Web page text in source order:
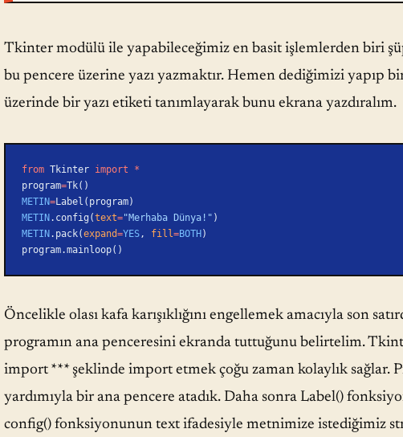
Tkinter modülü ile yapabileceğimiz en basit işlemlerden biri
bu pencere üzerine yazı yazmaktır. Hemen dediğimizi yapıp
üzerinde bir yazı etiketi tanımlayarak bunu ekrana yazdıralım.
from Tkinter import *
program=Tk()
METIN=Label(program)
METIN.config(text="Merhaba Dünya!" )
METIN.pack(expand=YES , fill=BOTH)
program.mainloop()
Öncelikle olası kafa karışıklığını engellemek amacıyla son
programın ana penceresini ekranda tuttuğunu belirtelim.
import *** şeklinde import etmek çoğu zaman kolaylık sağlar.
yardımıyla bir ana pencere atadık. Daha sonra Label()
config() fonksiyonunun text ifadesiyle metnimize istediğimiz